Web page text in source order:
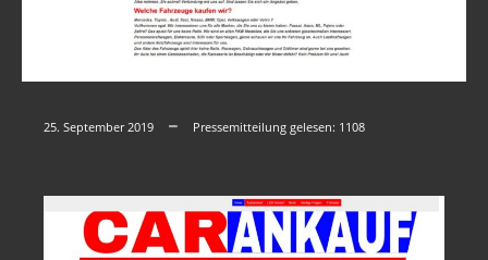
25. September 2019 Pressemitteilung gelesen: 1108